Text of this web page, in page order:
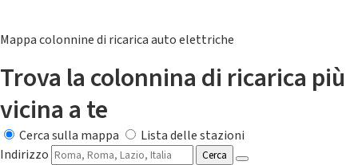
Mappa colonnine di ricarica auto elettriche
Trova la colonnina di ricarica più
vicina a te
Cerca sulla mappa
Lista delle stazioni
Indirizzo
Cerca